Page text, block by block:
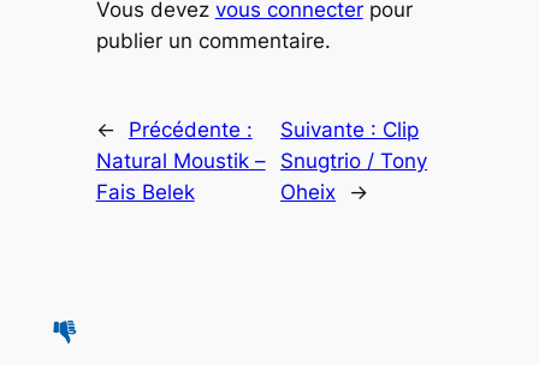
Vous devez vous connecterpour
publier un commentaire.
←
Précédente :
Natural Moustik –
Fais Belek
Suivante : Clip
Snugtrio / Tony
Oheix
→